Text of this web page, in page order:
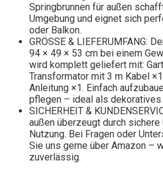
Springbrunnen für außen
Umgebung und eignet sich
oder Balkon.
GRÖSSE & LIEFERUMFANG:
94 × 49 × 53 cm bei einem
wird komplett geliefert mit:
Transformator mit 3 m Kabel
Anleitung ×1. Einfach
pflegen – ideal als
SICHERHEIT &
außen überzeugt durch
Nutzung. Bei Fragen oder
Sie uns gerne über Amazon –
zuverlässig.